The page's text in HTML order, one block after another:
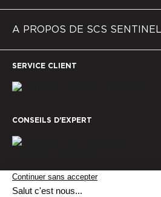
A PROPOS DE SCS SENTINEL
SERVICE CLIENT
CONSEILS D'EXPERT